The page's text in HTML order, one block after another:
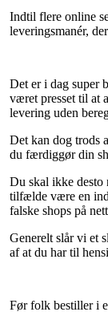
Indtil flere online
leveringsmanér,
Det er i dag super
været presset til at
levering uden
Det kan dog trods
du færdiggør din
Du skal ikke desto
tilfælde være en
falske shops på
Generelt slår vi et
af at du har til
Før folk bestiller i